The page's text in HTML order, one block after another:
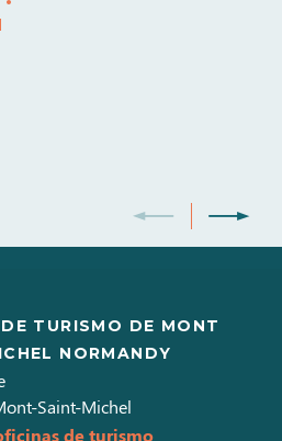
TURISMO DE MONT
NORMANDY
Saint-Michel
de turismo